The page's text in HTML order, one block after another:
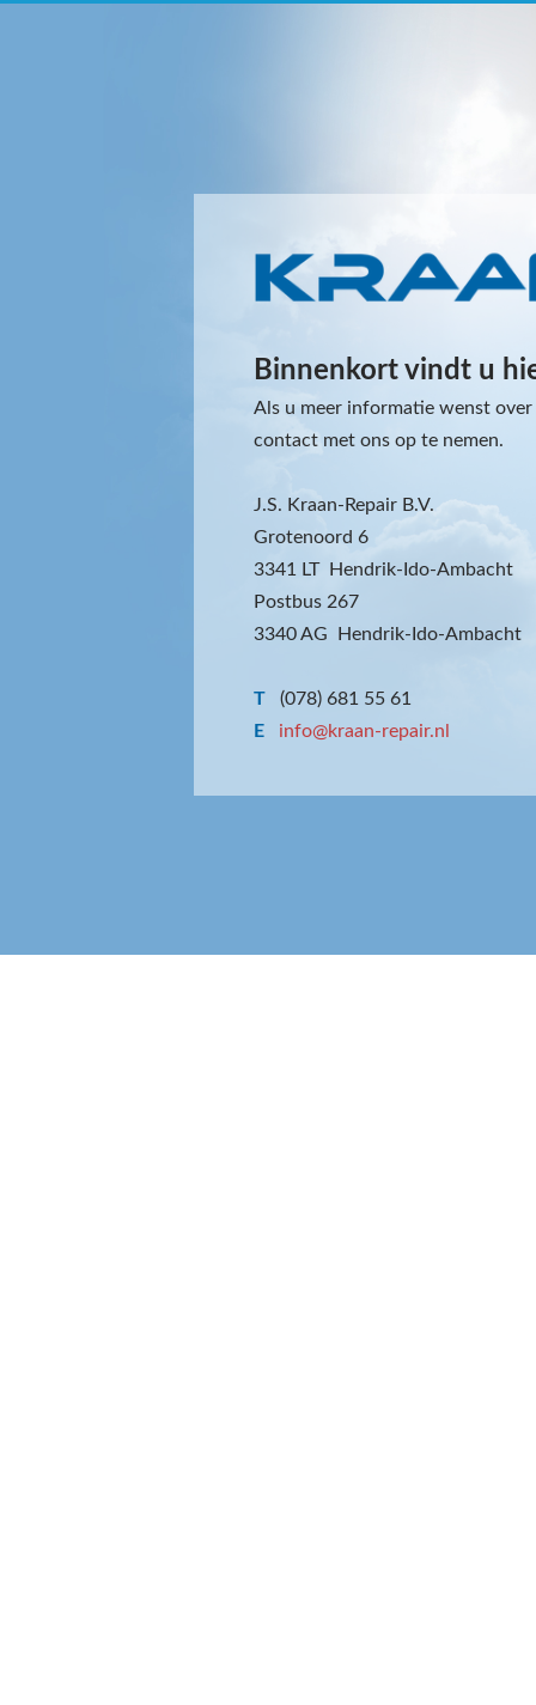
Binnenkort vindt u
Als u meer informatie wenst
contact met ons op te nemen.
J.S. Kraan-Repair B.V.
Grotenoord 6
3341 LT Hendrik-Ido-Ambacht
Postbus 267
3340 AG Hendrik-Ido-Ambacht
T
(078) 681 55 61
E
info@kraan-repair.nl